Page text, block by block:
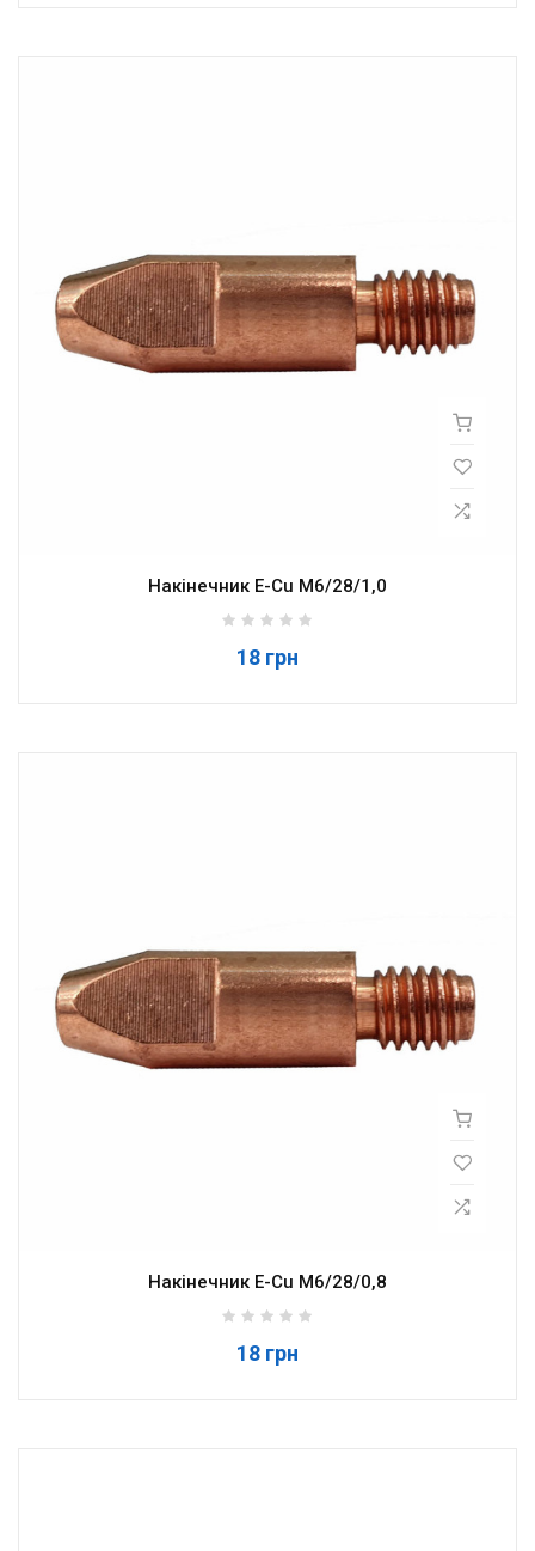
Накінечник E-Cu M6/28/1,0
18 грн
Накінечник E-Cu M6/28/0,8
18 грн